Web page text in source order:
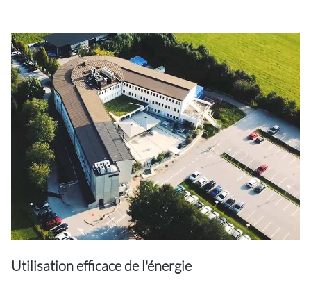
Utilisation efficace de l'énergie